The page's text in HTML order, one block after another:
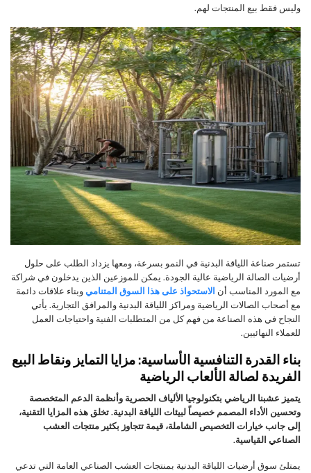
وليس فقط بيع المنتجات لهم.
تستمر صناعة اللياقة البدنية في النمو بسرعة، ومعها يزداد الطلب على حلول
أرضيات الصالة الرياضية عالية الجودة. يمكن للموزعين الذين يدخلون في شراكة
مع المورد المناسب أن الاستحواذ على هذا السوق المتنامي وبناء علاقات دائمة
مع أصحاب الصالات الرياضية ومراكز اللياقة البدنية والمرافق التجارية. يأتي
النجاح في هذه الصناعة من فهم كل من المتطلبات الفنية واحتياجات العمل
للعملاء النهائيين.
بناء القدرة التنافسية الأساسية: مزايا التمايز ونقاط البيع
الفريدة لصالة الألعاب الرياضية
يتميز عشبنا الرياضي بتكنولوجيا الألياف الحصرية وأنظمة الدعم المتخصصة
وتحسين الأداء المصمم خصيصاً لبيئات اللياقة البدنية. تخلق هذه المزايا التقنية،
إلى جانب خيارات التخصيص الشاملة، قيمة تتجاوز بكثير منتجات العشب
الصناعي القياسية.
يمتلئ سوق أرضيات اللياقة البدنية بمنتجات العشب الصناعي العامة التي تدعي